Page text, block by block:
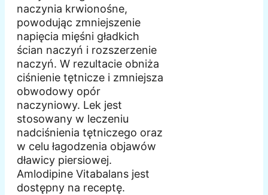
naczynia krwionośne,
powodując zmniejszenie
napięcia mięśni gładkich
ścian naczyń i rozszerzenie
naczyń. W rezultacie obniża
ciśnienie tętnicze i zmniejsza
obwodowy opór
naczyniowy. Lek jest
stosowany w leczeniu
nadciśnienia tętniczego oraz
w celu łagodzenia objawów
dławicy piersiowej.
Amlodipine Vitabalans jest
dostępny na receptę.